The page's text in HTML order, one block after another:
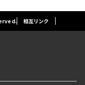
相互リンク